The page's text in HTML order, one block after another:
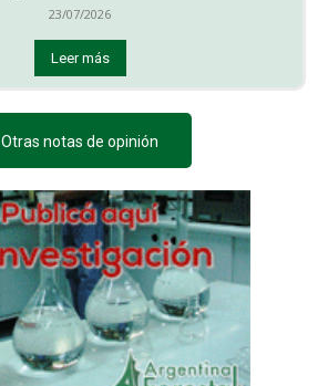
23/07/2026
Leer más
Otras notas de opinión